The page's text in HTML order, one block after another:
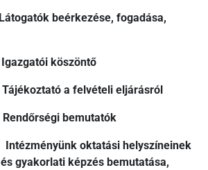
beérkezése, fogadása,
köszöntő
a felvételi eljárásról
bemutatók
oktatási helyszíneinek
gyakorlati képzés bemutatása,